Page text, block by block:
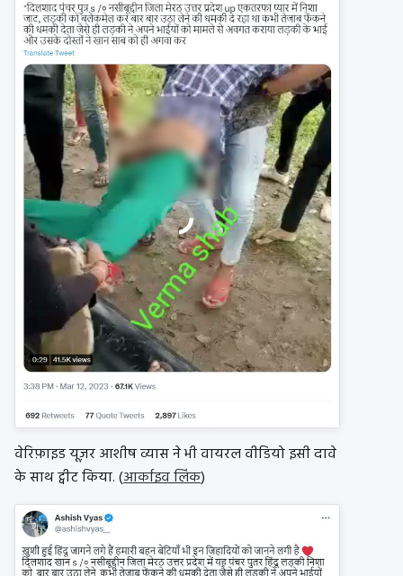
वेरिफ़ाइड यूज़र आशीष व्यास ने भी वायरल वीडियो इसी दावे
के साथ ट्वीट किया. (आर्काइव लिंक)